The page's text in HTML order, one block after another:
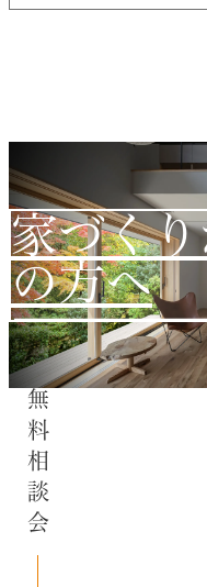
家づく
の方へ
無料相談会